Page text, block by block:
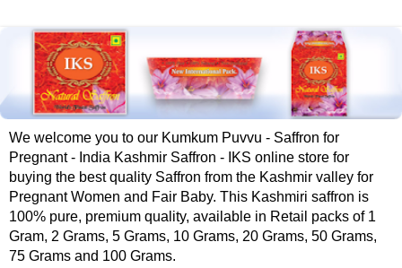
We welcome you to our Kumkum Puvvu - Saffron for
Pregnant - India Kashmir Saffron - IKS online store for
buying the best quality Saffron from the Kashmir valley for
Pregnant Women and Fair Baby. This Kashmiri saffron is
100% pure, premium quality, available in Retail packs of 1
Gram, 2 Grams, 5 Grams, 10 Grams, 20 Grams, 50 Grams,
75 Grams and 100 Grams.